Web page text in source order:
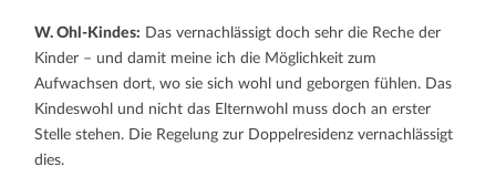
W. Ohl-Kindes: Das vernachlässigt doch sehr die Reche der
Kinder – und damit meine ich die Möglichkeit zum
Aufwachsen dort, wo sie sich wohl und geborgen fühlen. Das
Kindeswohl und nicht das Elternwohl muss doch an erster
Stelle stehen. Die Regelung zur Doppelresidenz vernachlässigt
dies.